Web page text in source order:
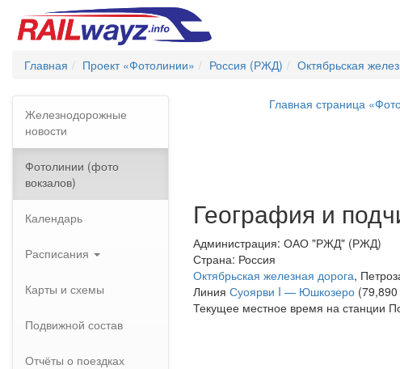
Главная Проект «Фотолинии» Россия (РЖД) Октябрьская
Железнодорожные
новости
Фотолинии (фото
вокзалов)
Календарь
Расписания
Карты и схемы
Подвижной состав
Отчёты о поездках
Главная страница
География и
Администрация: ОАО "РЖД" (РЖД)
Страна: Россия
Октябрьская железная дорога,
Линия Суоярви I — Юшкозеро
Текущее местное время на станции